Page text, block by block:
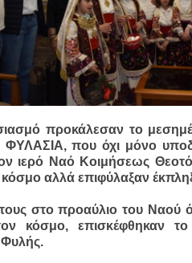
προκάλεσαν το
ΦΥΛΑΣΙΑ, που όχι μόνο
ιερό Ναό Κοιμήσεως
αλλά επιφύλαξαν
στο προαύλιο του Ναού
κόσμο, επισκέφθηκαν το
Φυλής.